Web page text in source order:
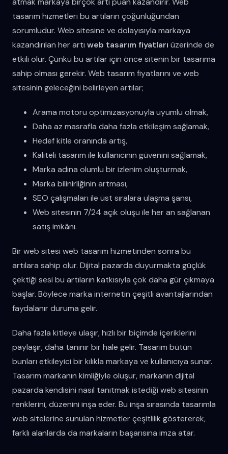
tasarım hizmetleri bu artıların çoğunluğundan
sorumludur. Web sitesine ve dolayısıyla markaya
kazandırılan her artı web tasarım fiyatları üzerinde de
etkili olur. Çünkü bu artılar için önce sitenin bir tasarıma
sahip olması gerekir. Web tasarım fiyatlarını ve web
sitesinin geleceğini belirleyen artılar;
Arama motoru optimizasyonuyla uyumlu olmak,
Daha az masrafla daha fazla etkileşim sağlamak,
Hedef kitle oranında artış,
Kaliteli tasarım ile kullanıcının güvenini sağlamak,
Marka adına olumlu bir izlenim oluşturmak,
Marka bilinirliğinin artması,
SEO çalışmaları ile üst sıralara ulaşma şansı,
Web sitesinin 7/24 açık oluşu ile her an sağlanan
satış imkânı.
Bir web sitesi web tasarım hizmetinden sonra bu
artılara sahip olur. Dijital pazarda duyurmakta güçlük
çektiği sesi bu artıların katkısıyla çok daha gür çıkmaya
başlar. Böylece marka internetin çeşitli avantajlarından
faydalanır duruma gelir.
Daha fazla kitleye ulaşır, hızlı bir biçimde içeriklerini
paylaşır, daha tanınır bir hale gelir. Tasarım bütün
bunları etkileyici bir kılıkla markaya ve kullanıcıya sunar.
Tasarım markanın kimliğiyle oluşur, markanın dijital
pazarda kendisini nasıl tanıtmak istediği web sitesinin
renklerini, düzenini inşa eder. Bu inşa sırasında tasarımla
web sitelerine sunulan hizmetler çeşitlilik göstererek,
farklı alanlarda da markaların başarısına imza atar.